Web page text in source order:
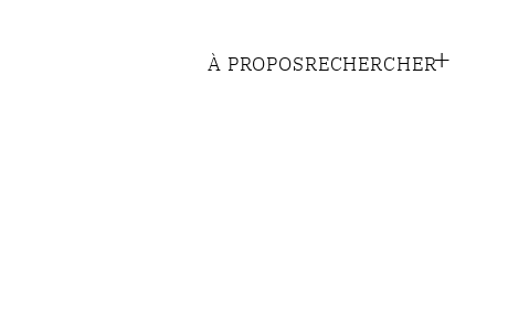
À PROPOSRECHERCHER+